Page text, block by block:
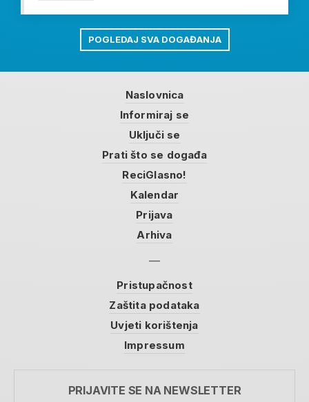
POGLEDAJ SVA DOGAĐANJA
Naslovnica
Informiraj se
Uključi se
Prati što se događa
ReciGlasno!
Kalendar
Prijava
Arhiva
Pristupačnost
Zaštita podataka
Uvjeti korištenja
Impressum
PRIJAVITE SE NA NEWSLETTER